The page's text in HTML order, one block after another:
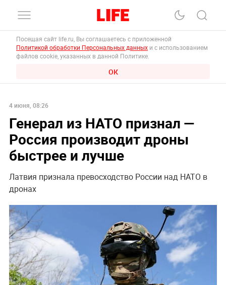
Посещая сайт life.ru, Вы соглашаетесь с приложенной
Политикой обработки Персональных данных и с использованием
файлов cookie, указанных в данной Политике.
ОК
4 июня, 08:26
Генерал из НАТО признал —
Россия производит дроны
быстрее и лучше
Латвия признала превосходство России над НАТО в
дронах